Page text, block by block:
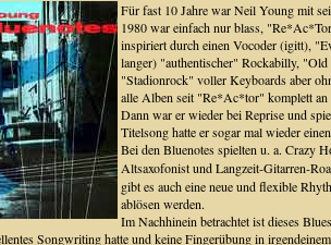
Für fast 10 Jahre war Neil Young mit
1980 war einfach nur blass,
inspiriert durch einen Vocoder (igitt),
langer) "authentischer" Rockabilly,
"Stadionrock" voller Keyboards aber
alle Alben seit "Re*Ac*tor" komplett
Dann war er wieder bei Reprise und
Titelsong hatte er sogar mal wieder
Bei den Bluenotes spielten u. a. Crazy
Altsaxofonist und Langzeit-Gitarren-
gibt es auch eine neue und flexible
ablösen werden.
Im Nachhinein betrachtet ist dieses
Songwriting hatte und keine Fingerübung in